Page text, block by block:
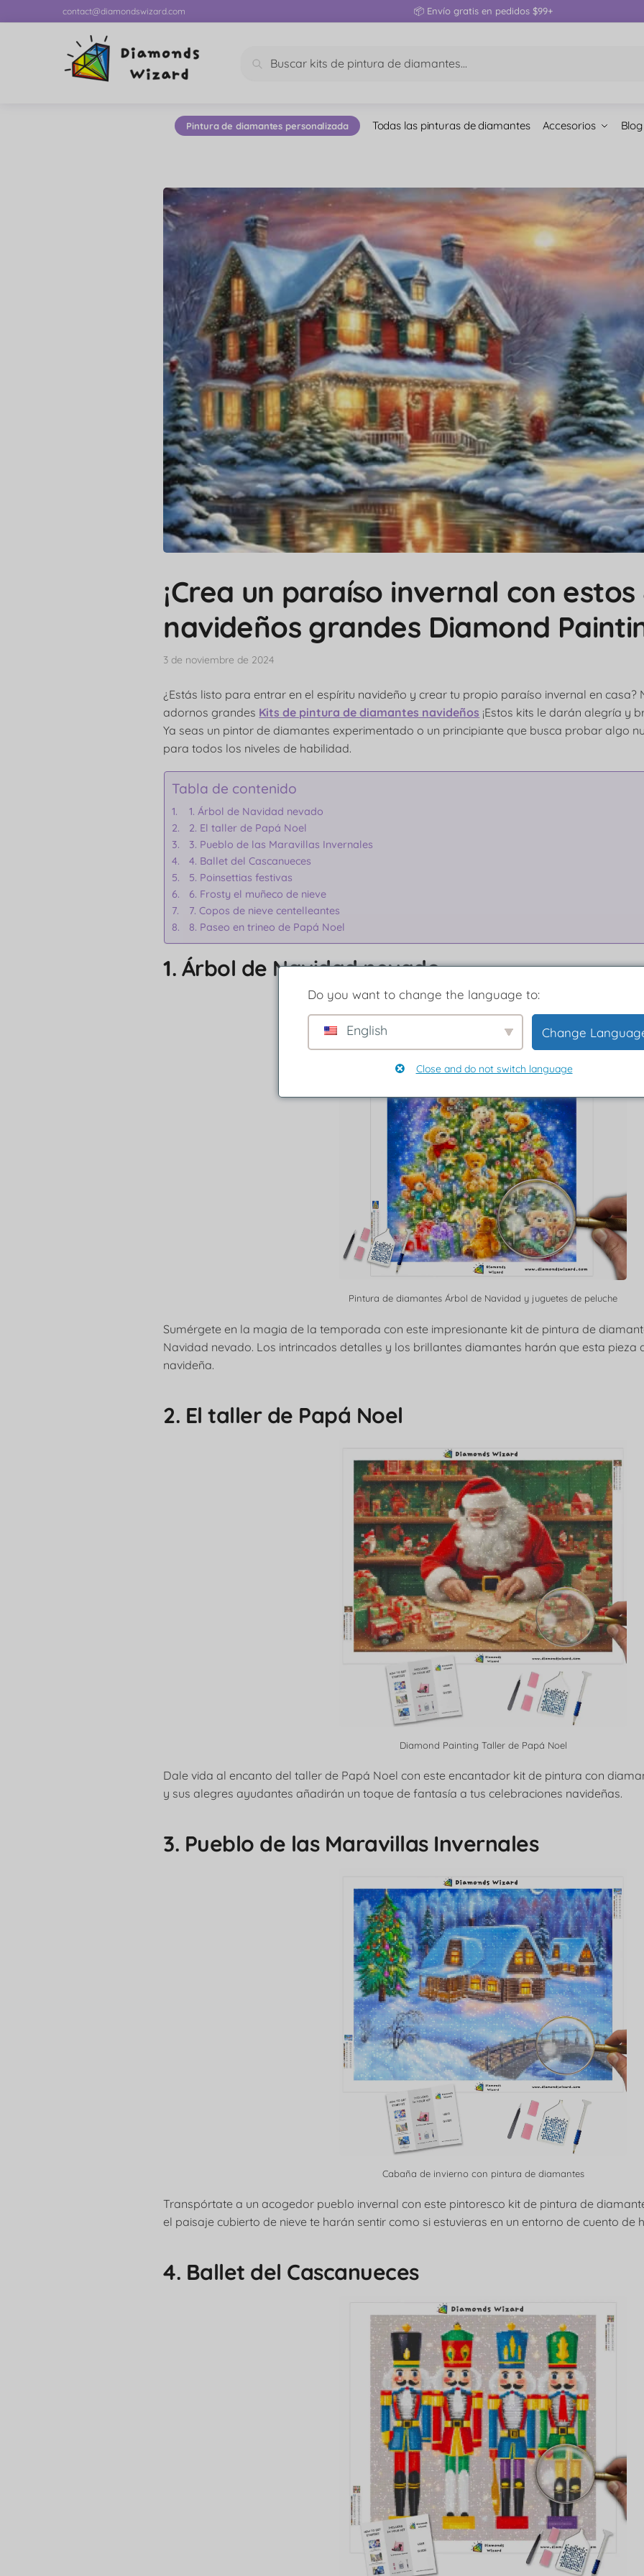
contact@diamondswizard.com 📦 Envío gratis en pedidos $99+
Buscar
Pintura de diamantes personalizada Todas las pinturas de diamantes Accesorios Blog
¡Crea un paraíso invernal con estos
navideños grandes Diamond
3 de noviembre de 2024
¿Estás listo para entrar en el espíritu navideño y crear tu propio paraíso invernal en casa?
adornos grandes Kits de pintura de diamantes navideños ¡Estos kits le darán alegría y
Ya seas un pintor de diamantes experimentado o un principiante que busca probar algo
para todos los niveles de habilidad.
Tabla de contenido
1. Árbol de Navidad nevado
2. El taller de Papá Noel
3. Pueblo de las Maravillas Invernales
4. Ballet del Cascanueces
5. Poinsettias festivas
6. Frosty el muñeco de nieve
7. Copos de nieve centelleantes
8. Paseo en trineo de Papá Noel
1. Árbol de Navidad nevado
Pintura de diamantes Árbol de Navidad y juguetes de peluche
Sumérgete en la magia de la temporada con este impresionante kit de pintura de
Navidad nevado. Los intrincados detalles y los brillantes diamantes harán que esta pieza
navideña.
2. El taller de Papá Noel
Diamond Painting Taller de Papá Noel
Dale vida al encanto del taller de Papá Noel con este encantador kit de pintura con
y sus alegres ayudantes añadirán un toque de fantasía a tus celebraciones navideñas.
3. Pueblo de las Maravillas Invernales
Cabaña de invierno con pintura de diamantes
Transpórtate a un acogedor pueblo invernal con este pintoresco kit de pintura de
el paisaje cubierto de nieve te harán sentir como si estuvieras en un entorno de cuento de
4. Ballet del Cascanueces
Do you want to change the language to:
English Change
Close and do not switch language